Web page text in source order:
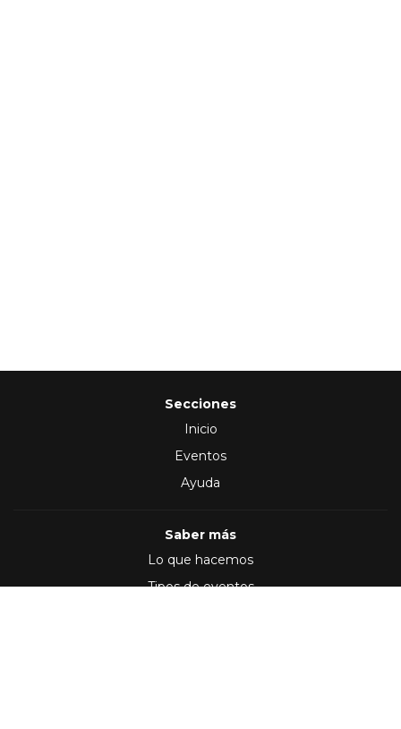
Secciones
Inicio
Eventos
Ayuda
Saber más
Lo que hacemos
Tipos de eventos